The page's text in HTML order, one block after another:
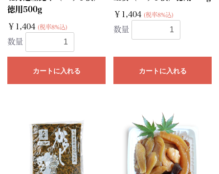
徳用500g
￥1,404 (税率8%込)
数量
カートに入れる
￥1,404 (税率8%込)
数量
カートに入れる